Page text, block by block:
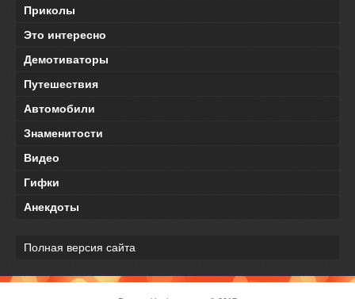
Приколы
Это интересно
Демотиваторы
Путешествия
Автомобили
Знаменитости
Видео
Гифки
Анекдоты
Полная версия сайта